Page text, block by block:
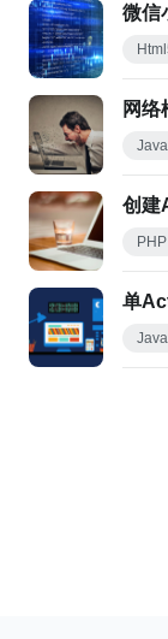
微信
网络
Java
创建
PHP
单
Java